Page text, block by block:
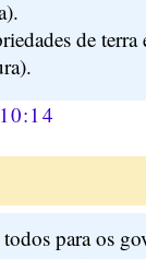
de
para os